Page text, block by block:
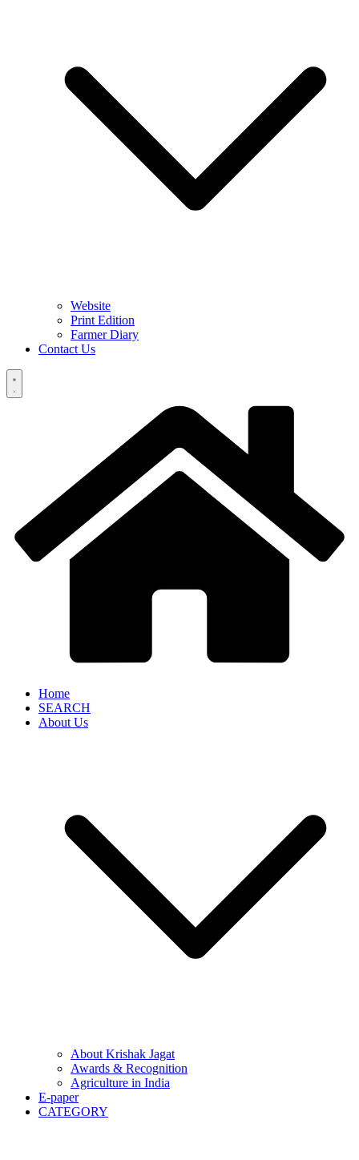
Website
Print Edition
Farmer Diary
Contact Us
Home
SEARCH
About Us
About Krishak Jagat
Awards & Recognition
Agriculture in India
E-paper
CATEGORY